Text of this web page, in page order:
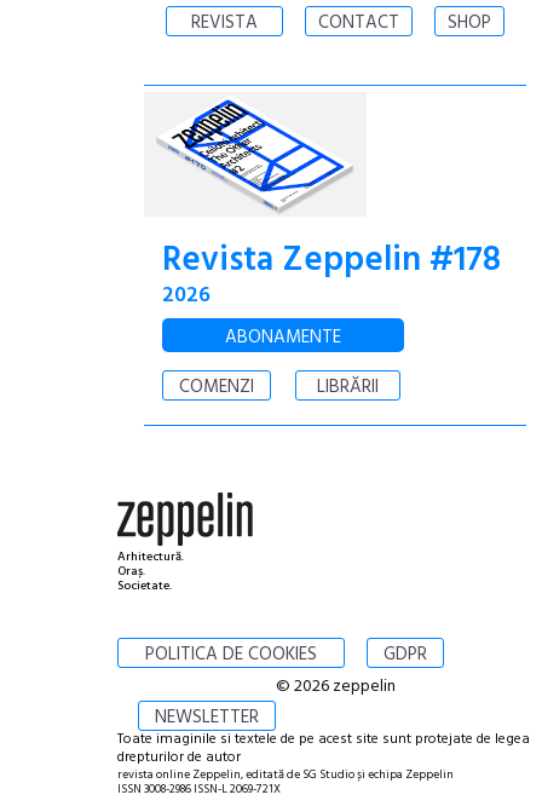
REVISTA CONTACT SHOP
Revista Zeppelin #178
2026
ABONAMENTE
COMENZI
LIBRĂRII
Arhitectură.
Oraș.
Societate.
POLITICA DE COOKIES GDPR
NEWSLETTER
© 2026 zeppelin
Toate imaginile si textele de pe acest site sunt protejate de legea
drepturilor de autor
revista online Zeppelin, editată de SG Studio și echipa Zeppelin
ISSN 3008-2986 ISSN-L 2069-721X